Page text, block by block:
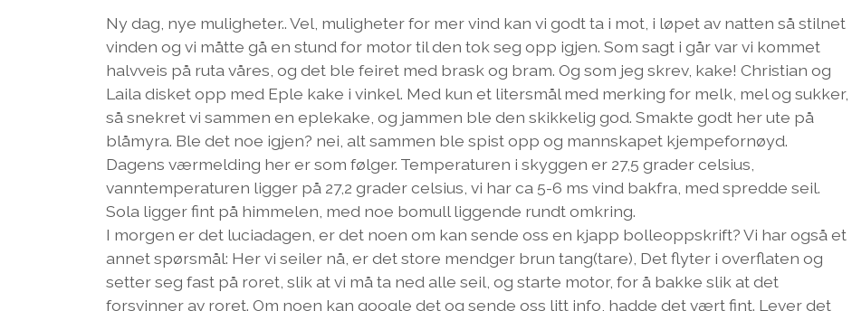
Ny dag, nye muligheter.. Vel, muligheter for mer vind kan vi godt ta i mot, i løpet av natten så stilnet
vinden og vi måtte gå en stund for motor til den tok seg opp igjen. Som sagt i går var vi kommet
halvveis på ruta våres, og det ble feiret med brask og bram. Og som jeg skrev, kake! Christian og
Laila disket opp med Eple kake i vinkel. Med kun et litersmål med merking for melk, mel og sukker,
så snekret vi sammen en eplekake, og jammen ble den skikkelig god. Smakte godt her ute på
blåmyra. Ble det noe igjen? nei, alt sammen ble spist opp og mannskapet kjempefornøyd.
Dagens værmelding her er som følger. Temperaturen i skyggen er 27,5 grader celsius,
vanntemperaturen ligger på 27,2 grader celsius, vi har ca 5-6 ms vind bakfra, med spredde seil.
Sola ligger fint på himmelen, med noe bomull liggende rundt omkring.
I morgen er det luciadagen, er det noen om kan sende oss en kjapp bolleoppskrift? Vi har også et
annet spørsmål: Her vi seiler nå, er det store mendger brun tang(tare), Det flyter i overflaten og
setter seg fast på roret, slik at vi må ta ned alle seil, og starte motor, for å bakke slik at det
forsvinner av roret. Om noen kan google det og sende oss litt info, hadde det vært fint. Lever det